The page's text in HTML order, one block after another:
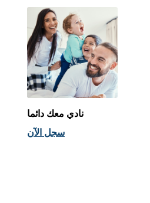
نادي معك دائما
سجل الآن